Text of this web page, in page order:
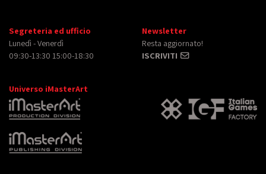
Segreteria ed ufficio
Lunedì - Venerdì
09:30-13:30 15:00-18:30
Newsletter
Resta aggiornato!
ISCRIVITI
Universo iMasterArt